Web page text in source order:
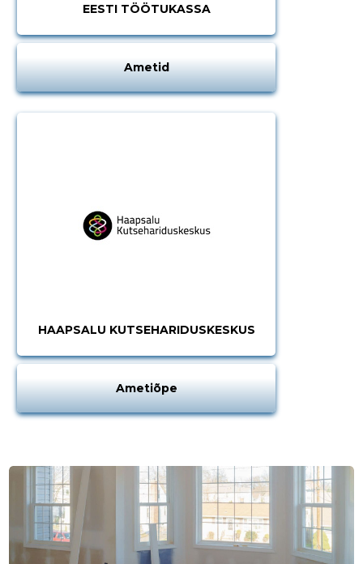
EESTI TÖÖTUKASSA
Ametid
HAAPSALU KUTSEHARIDUSKESKUS
Ametiõpe